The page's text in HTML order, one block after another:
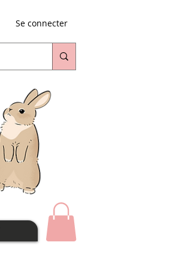
Se connecter